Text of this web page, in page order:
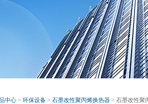
中心 > 环保设备 > 石墨改性聚丙烯换热器 > 石墨改性聚